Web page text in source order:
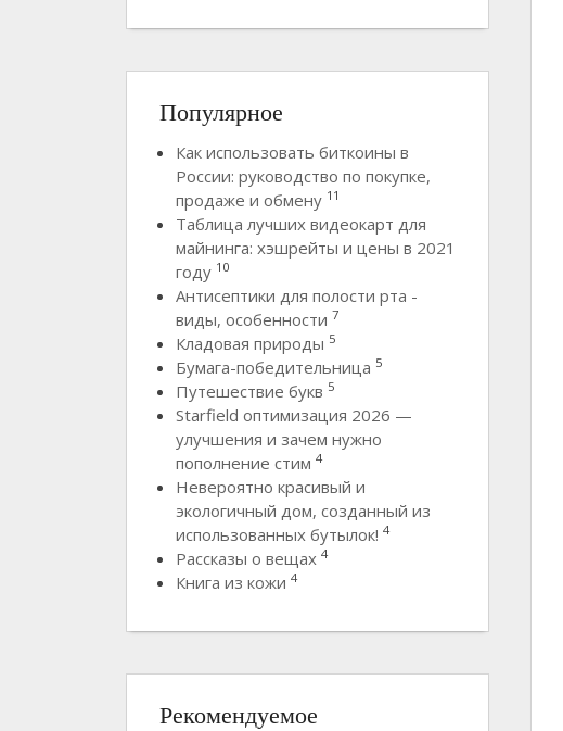
Популярное
Как использовать биткоины в
России: руководство по покупке,
продаже и обмену 11
Таблица лучших видеокарт для
майнинга: хэшрейты и цены в 2021
году 10
Антисептики для полости рта -
виды, особенности 7
Кладовая природы 5
Бумага-победительница 5
Путешествие букв 5
Starfield оптимизация 2026 —
улучшения и зачем нужно
пополнение стим 4
Невероятно красивый и
экологичный дом, созданный из
использованных бутылок! 4
Рассказы о вещах 4
Книга из кожи 4
Рекомендуемое